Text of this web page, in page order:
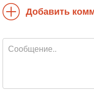
Добавить